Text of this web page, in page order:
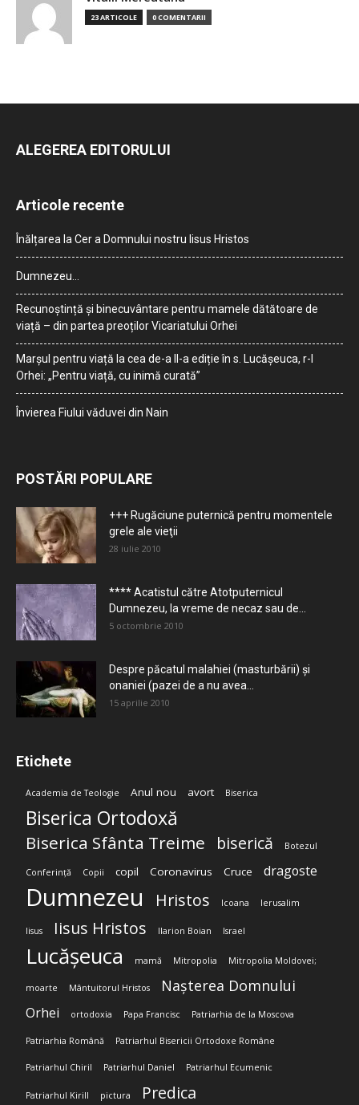
23 ARTICOLE 0 COMENTARII
ALEGEREA EDITORULUI
Articole recente
Înălțarea la Cer a Domnului nostru Iisus Hristos
Dumnezeu…
Recunoștință și binecuvântare pentru mamele dătătoare de
viață – din partea preoților Vicariatului Orhei
Marșul pentru viață la cea de-a II-a ediție în s. Lucășeuca, r-l
Orhei: „Pentru viață, cu inimă curată”
Învierea Fiului văduvei din Nain
POSTĂRI POPULARE
+++ Rugăciune puternică pentru momentele
grele ale vieţii
28 iulie 2010
**** Acatistul către Atotputernicul
Dumnezeu, la vreme de necaz sau de...
5 octombrie 2010
Despre păcatul malahiei (masturbării) şi
onaniei (pazei de a nu avea...
15 aprilie 2010
Etichete
Academia de Teologie Anul nou avort Biserica
Biserica Ortodoxă
Biserica Sfânta Treime biserică Botezul
Conferință Copii copil Coronavirus Cruce dragoste
Dumnezeu Hristos Icoana Ierusalim
Iisus Iisus Hristos Ilarion Boian Israel
Lucășeuca mamă Mitropolia Mitropolia Moldovei;
moarte Mântuitorul Hristos Nașterea Domnului
Orhei ortodoxia Papa Francisc Patriarhia de la Moscova
Patriarhia Română Patriarhul Bisericii Ortodoxe Române
Patriarhul Chiril Patriarhul Daniel Patriarhul Ecumenic
Patriarhul Kirill pictura Predica